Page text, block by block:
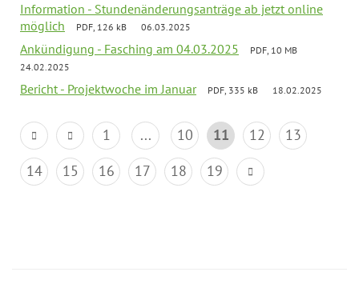
Information - Stundenänderungsanträge ab jetzt online
möglich
PDF, 126 kB 06.03.2025
Ankündigung - Fasching am 04.03.2025
PDF, 10 MB
24.02.2025
Bericht - Projektwoche im Januar PDF, 335 kB 18.02.2025
1 ... 10 11 12
13
14
15 16 17 18 19